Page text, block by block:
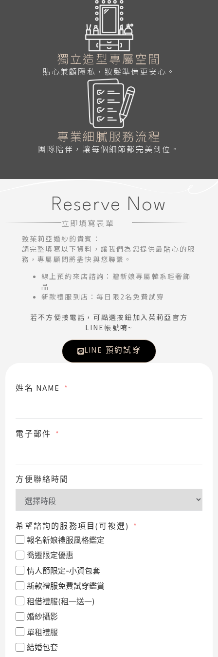
獨立造型專屬空間
貼心兼顧隱私，妝髮準備更安心。
專業細膩服務流程
團隊陪伴，讓每個細節都完美到位。
Reserve Now
立即填寫表單
致茱莉亞婚紗的貴賓：
請完整填寫以下資料，讓我們為您提供最貼心的服
務，專屬顧問將盡快與您聯繫。
線上預約來店諮詢：贈新娘專屬韓系輕奢飾
品
新款禮服到店：每日限2名免費試穿
若不方便接電話，可點選按鈕加入茱莉亞官方
LINE帳號唷~
LINE 預約試穿
姓名 NAME
電子郵件
方便聯絡時間
希望諮詢的服務項目(可複選)
報名新娘禮服風格鑑定
喬遷限定優惠
情人節限定-小資包套
新款禮服免費試穿鑑賞
租借禮服(租一送一)
婚紗攝影
單租禮服
結婚包套